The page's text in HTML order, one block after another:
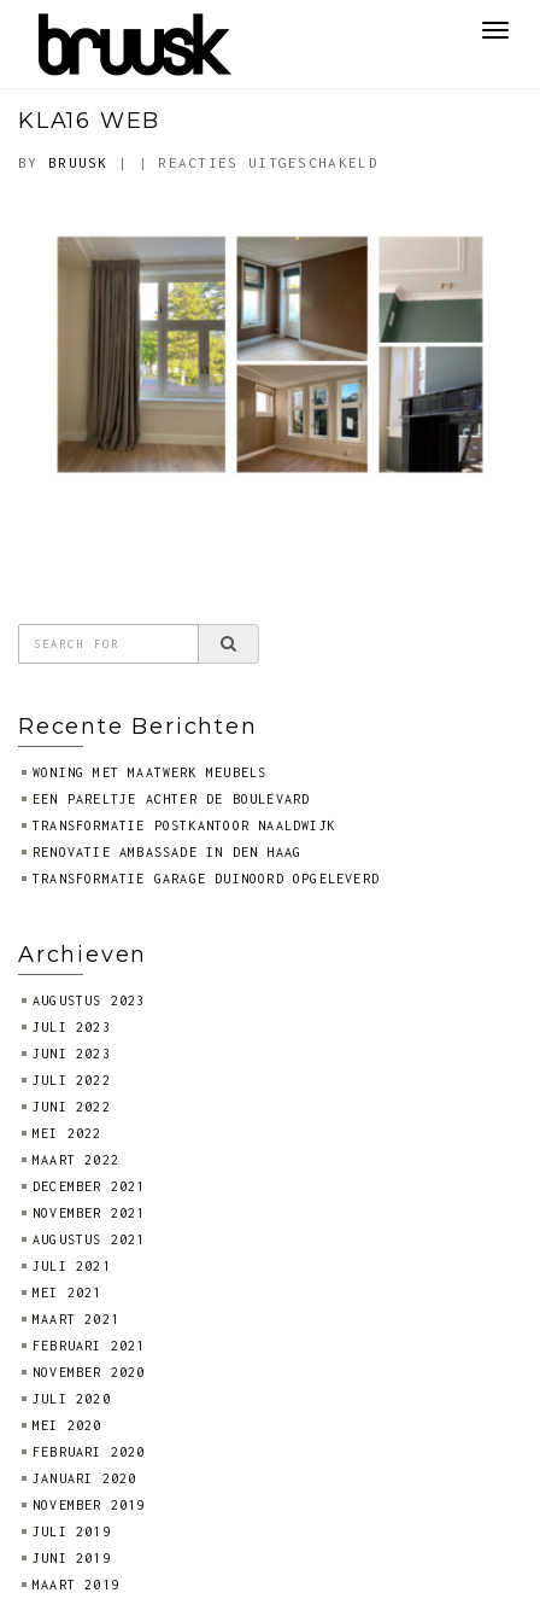
KLA16 WEB
BY BRUUSK | | REACTIES UITGESCHAKELD
Recente Berichten
WONING MET MAATWERK MEUBELS
EEN PARELTJE ACHTER DE BOULEVARD
TRANSFORMATIE POSTKANTOOR NAALDWIJK
RENOVATIE AMBASSADE IN DEN HAAG
TRANSFORMATIE GARAGE DUINOORD OPGELEVERD
Archieven
AUGUSTUS 2023
JULI 2023
JUNI 2023
JULI 2022
JUNI 2022
MEI 2022
MAART 2022
DECEMBER 2021
NOVEMBER 2021
AUGUSTUS 2021
JULI 2021
MEI 2021
MAART 2021
FEBRUARI 2021
NOVEMBER 2020
JULI 2020
MEI 2020
FEBRUARI 2020
JANUARI 2020
NOVEMBER 2019
JULI 2019
JUNI 2019
MAART 2019